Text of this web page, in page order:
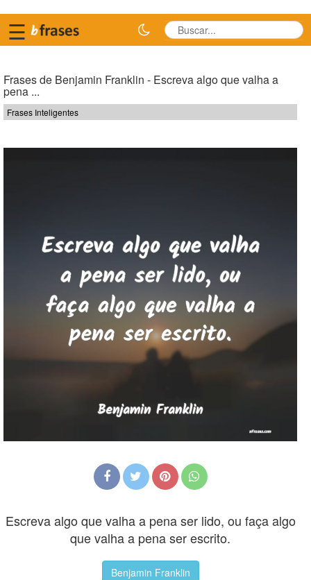
☰
Frases de Benjamin Franklin - Escreva algo que valha a
pena ...
Frases Inteligentes
Escreva algo que valha a pena ser lido, ou faça algo
que valha a pena ser escrito.
Benjamin Franklin